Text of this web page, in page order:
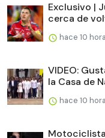
Exclusivo |
cerca de
hace 10
VIDEO:
la Casa de
hace 10